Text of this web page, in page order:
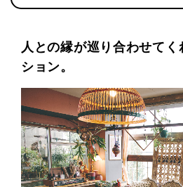
人との縁が巡り合わせて
ション。